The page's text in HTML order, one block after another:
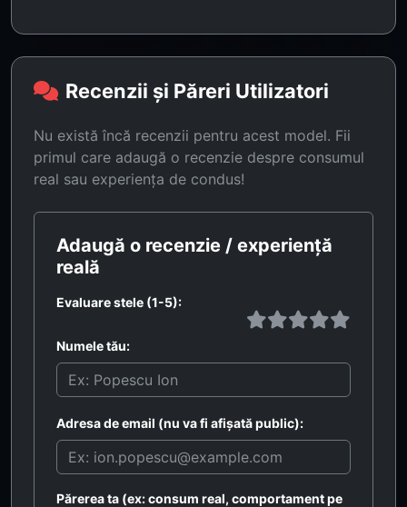
Recenzii și Păreri Utilizatori
Nu există încă recenzii pentru acest model. Fii
primul care adaugă o recenzie despre consumul
real sau experiența de condus!
Adaugă o recenzie / experiență
reală
Evaluare stele (1-5):
Numele tău:
Adresa de email (nu va fi afișată public):
Părerea ta (ex: consum real, comportament pe